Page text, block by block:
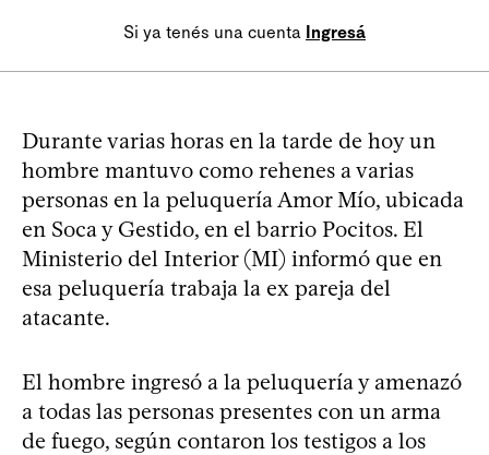
Si ya tenés una cuenta Ingresá
Durante varias horas en la tarde de hoy un
hombre mantuvo como rehenes a varias
personas en la peluquería Amor Mío, ubicada
en Soca y Gestido, en el barrio Pocitos. El
Ministerio del Interior (MI) informó que en
esa peluquería trabaja la ex pareja del
atacante.
El hombre ingresó a la peluquería y amenazó
a todas las personas presentes con un arma
de fuego, según contaron los testigos a los